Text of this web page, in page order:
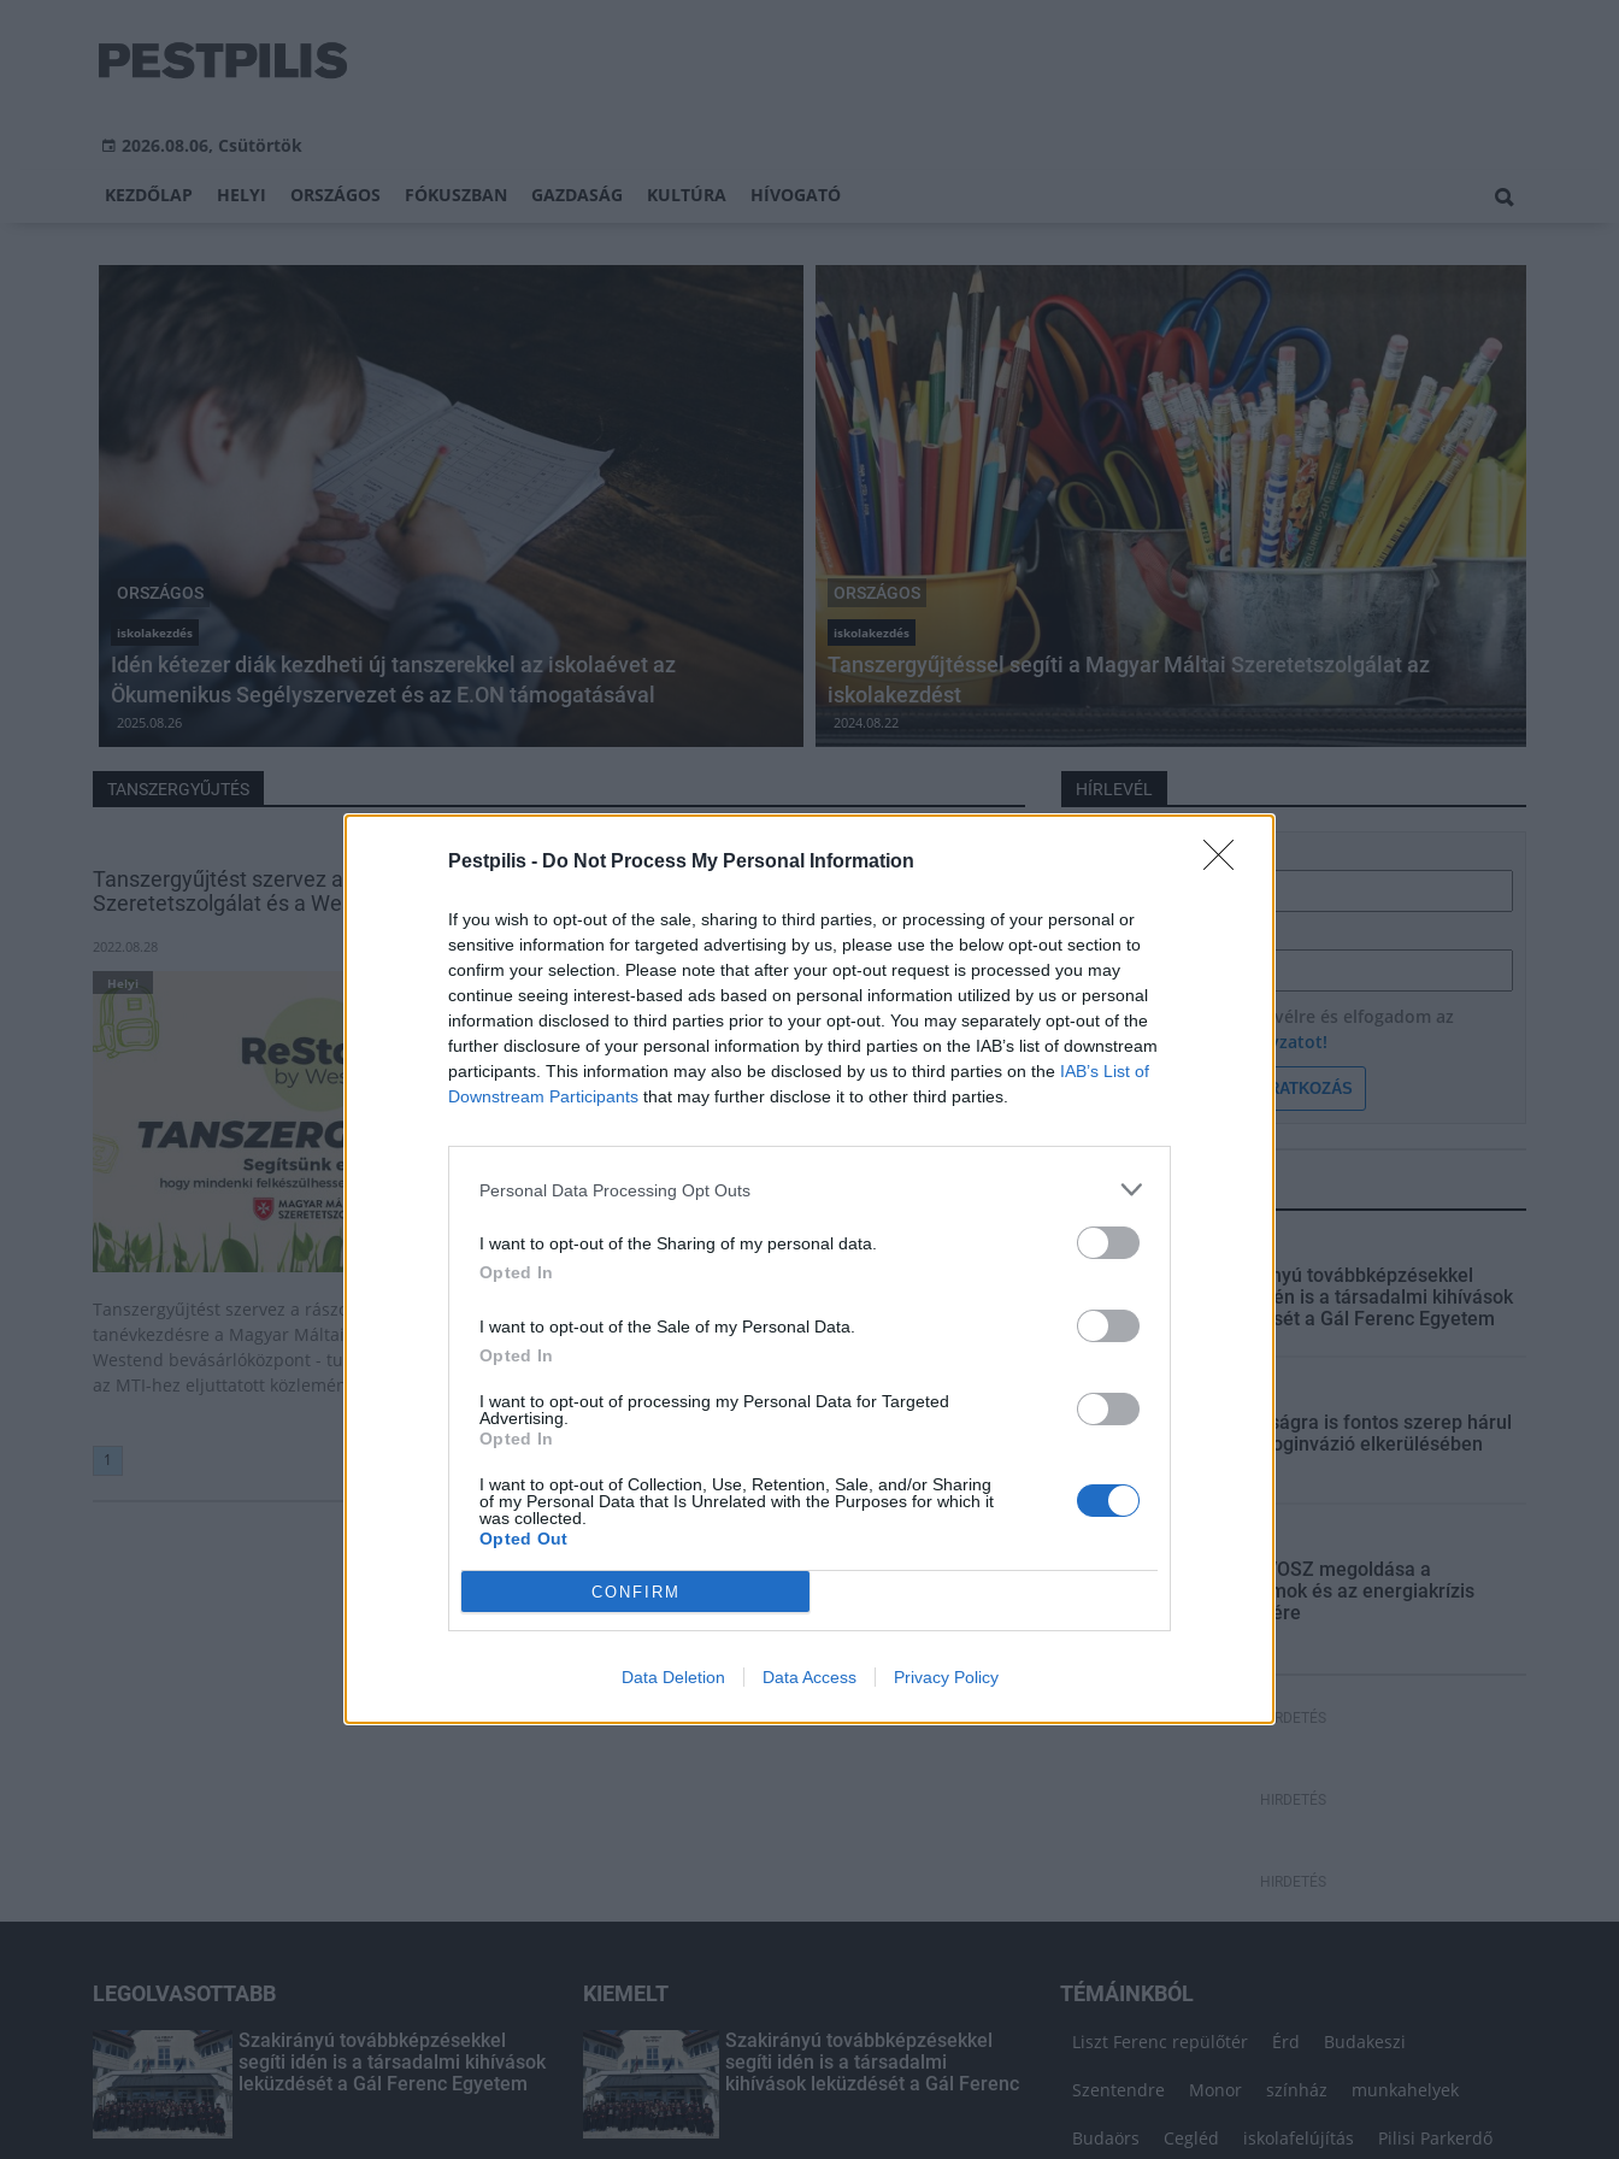
Pestpilis - Do Not Process My Personal Information
If you wish to opt-out of the sale, sharing to third parties, or processing of your personal or
sensitive information for targeted advertising by us, please use the below opt-out section to
confirm your selection. Please note that after your opt-out request is processed you may
continue seeing interest-based ads based on personal information utilized by us or personal
information disclosed to third parties prior to your opt-out. You may separately opt-out of the
further disclosure of your personal information by third parties on the IAB’s list of downstream
participants. This information may also be disclosed by us to third parties on the IAB’s List of
Downstream Participants that may further disclose it to other third parties.
Personal Data Processing Opt Outs
I want to opt-out of the Sharing of my personal data.
Opted In
I want to opt-out of the Sale of my Personal Data.
Opted In
I want to opt-out of processing my Personal Data for Targeted
Advertising.
Opted In
I want to opt-out of Collection, Use, Retention, Sale, and/or Sharing
of my Personal Data that Is Unrelated with the Purposes for which it
was collected.
Opted Out
CONFIRM
Data Deletion Data Access Privacy Policy
2026.08.06, Csütörtök
KEZDŐLAP HELYI ORSZÁGOS FÓKUSZBAN GAZDASÁG KULTÚRA HÍVOGATÓ
ORSZÁGOS
iskolakezdés
Idén kétezer diák kezdheti új tanszerekkel az iskolaévet az
Ökumenikus Segélyszervezet és az E.ON támogatásával
2025.08.26
ORSZÁGOS
iskolakezdés
Tanszergyűjtéssel segíti a Magyar Máltai Szeretetszolgálat az
iskolakezdést
2024.08.22
TANSZERGYŰJTÉS
Tanszergyűjtést szervez a Magyar Máltai
Szeretetszolgálat és a Westend
2022.08.28
Helyi
Tanszergyűjtést szervez a rászoruló családok számára
tanévkezdésre a Magyar Máltai Szeretetszolgálat és a
Westend bevásárlóközpont - tudatta a szeretetszolgálat
az MTI-hez eljuttatott közleményében szerdán.
1
HÍRLEVÉL
E-mail cím
Feliratkozom a hírlevélre és elfogadom az
adatvédelmi szabályzatot!
FELIRATKOZÁS
LEGFRISSEBB
Szakirányú továbbképzésekkel
segíti idén is a társadalmi kihívások
leküzdését a Gál Ferenc Egyetem
A lakosságra is fontos szerep hárul
a szúnyoginvázió elkerülésében
Itt az ÉVOSZ megoldása a
hőhullámok és az energiakrízis
kezelésére
HIRDETÉS
HIRDETÉS
HIRDETÉS
LEGOLVASOTTABB
Szakirányú továbbképzésekkel
segíti idén is a társadalmi kihívások
leküzdését a Gál Ferenc Egyetem
KIEMELT
Szakirányú továbbképzésekkel
segíti idén is a társadalmi
kihívások leküzdését a Gál Ferenc
TÉMÁINKBÓL
Liszt Ferenc repülőtér Érd Budakeszi
Szentendre Monor színház munkahelyek
Budaörs Cegléd iskolafelújítás Pilisi Parkerdő